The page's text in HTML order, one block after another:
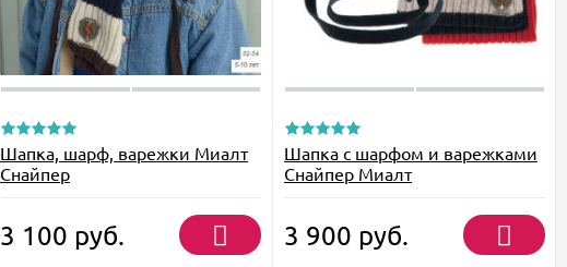
Шапка, шарф, варежки Миалт
Снайпер
3 100 руб.
Шапка с шарфом и варежками
Снайпер Миалт
3 900 руб.